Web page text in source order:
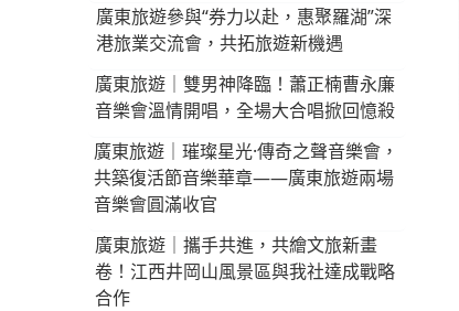
廣東旅遊參與“券力以赴，惠聚羅湖”深
港旅業交流會，共拓旅遊新機遇
廣東旅遊｜雙男神降臨！蕭正楠曹永廉
音樂會溫情開唱，全場大合唱掀回憶殺
廣東旅遊｜璀璨星光·傳奇之聲音樂會，
共築復活節音樂華章——廣東旅遊兩場
音樂會圓滿收官
廣東旅遊｜攜手共進，共繪文旅新畫
卷！江西井岡山風景區與我社達成戰略
合作